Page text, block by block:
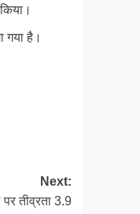
गया है।
Next:
तीव्रता 3.9